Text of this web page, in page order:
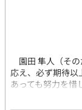
園田 隼人（その
応え、必ず期待以
あっても努力を惜
頼ることは相手
うことで、迷惑